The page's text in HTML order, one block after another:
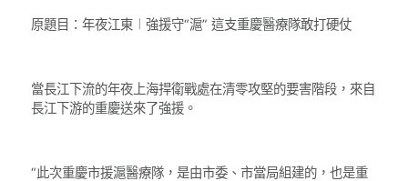
原題目：年夜江東︱強援守“滬” 這支重慶醫療隊敢打硬仗
當長江下流的年夜上海捍衛戰處在清零攻堅的要害階段，來自
長江下游的重慶送來了強援。
“此次重慶市援滬醫療隊，是由市委、市當局組建的，也是重